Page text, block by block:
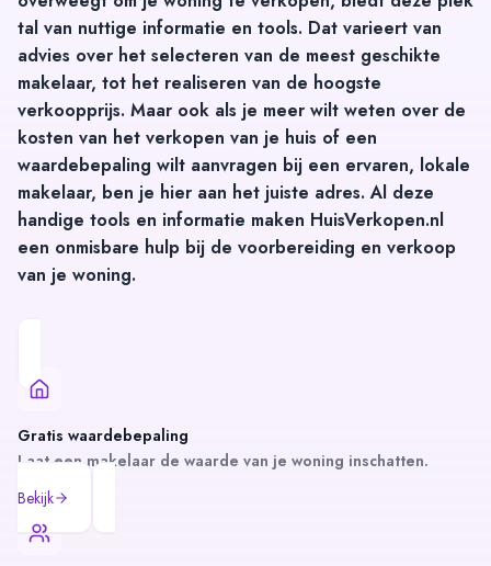
tal van nuttige informatie en tools. Dat varieert van
advies over het selecteren van de meest geschikte
makelaar, tot het realiseren van de hoogste
verkoopprijs. Maar ook als je meer wilt weten over de
kosten van het verkopen van je huis of een
waardebepaling wilt aanvragen bij een ervaren, lokale
makelaar, ben je hier aan het juiste adres. Al deze
handige tools en informatie maken HuisVerkopen.nl
een onmisbare hulp bij de voorbereiding en verkoop
van je woning.
Gratis waardebepaling
Laat een makelaar de waarde van je woning inschatten.
Bekijk